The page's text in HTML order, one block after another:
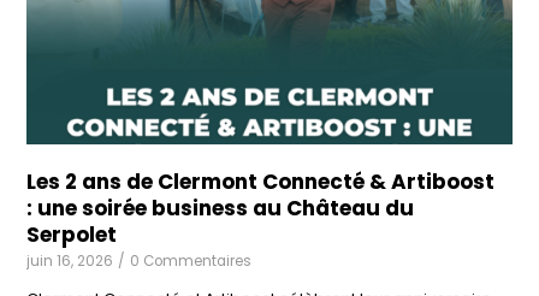
Les 2 ans de Clermont Connecté & Artiboost
: une soirée business au Château du
Serpolet
juin 16, 2026 / 0 Commentaires